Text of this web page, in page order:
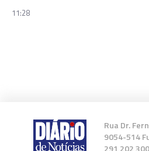
11:28
Rua Dr.
9054-514
291 202 300